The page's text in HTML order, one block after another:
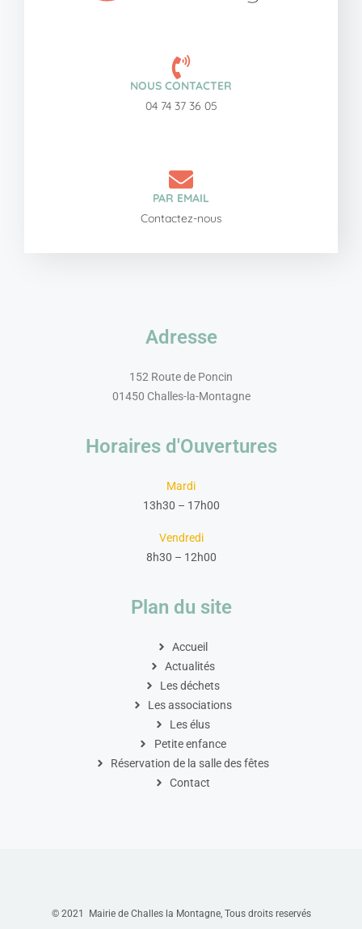
NOUS CONTACTER
04 74 37 36 05
PAR EMAIL
Contactez-nous
Adresse
152 Route de Poncin
01450 Challes-la-Montagne
Horaires d'Ouvertures
Mardi
13h30 – 17h00
Vendredi
8h30 – 12h00
Plan du site
Accueil
Actualités
Les déchets
Les associations
Les élus
Petite enfance
Réservation de la salle des fêtes
Contact
© 2021 Mairie de Challes la Montagne, Tous droits reservés